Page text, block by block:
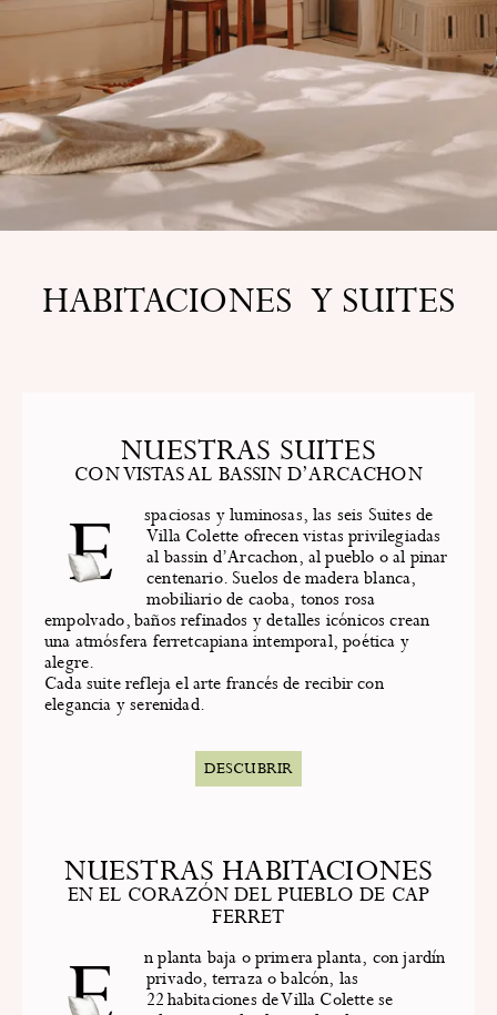
HABITACIONES Y SUITES
NUESTRAS SUITES
CON VISTAS AL BASSIN D’ARCACHON
Espaciosas y luminosas, las seis Suites de
Villa Colette ofrecen vistas privilegiadas
al bassin d’Arcachon, al pueblo o al pinar
centenario. Suelos de madera blanca,
mobiliario de caoba, tonos rosa
empolvado, baños refinados y detalles icónicos crean
una atmósfera ferretcapiana intemporal, poética y
alegre.
Cada suite refleja el arte francés de recibir con
elegancia y serenidad.
DESCUBRIR
NUESTRAS HABITACIONES
EN EL CORAZÓN DEL PUEBLO DE CAP
FERRET
En planta baja o primera planta, con jardín
privado, terraza o balcón, las
22 habitaciones de Villa Colette se